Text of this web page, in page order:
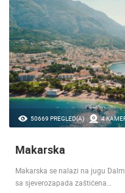
50669 PREGLED(A) 4
Makarska
Makarska se nalazi na jugu
sa sjeverozapada zaštićena…